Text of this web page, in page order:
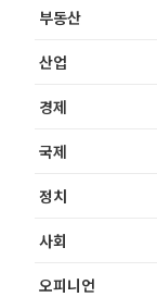
부동산
산업
경제
국제
정치
사회
오피니언